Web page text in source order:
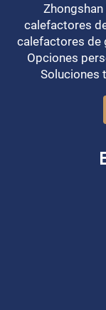
calefactores
calefactores de
Opciones
Soluciones